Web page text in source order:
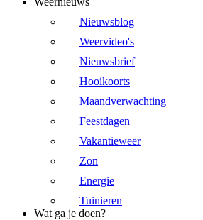
Nieuwsblog
Weervideo's
Nieuwsbrief
Hooikoorts
Maandverwachting
Feestdagen
Vakantieweer
Zon
Energie
Tuinieren
Wat ga je doen?